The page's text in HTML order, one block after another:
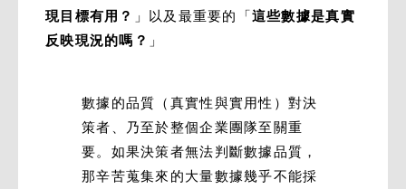
現目標有用？ 」以及最重要的「這些數據是真實
反映現況的嗎？ 」
數據的品質（真實性與實用性）對決
策者、乃至於整個企業團隊至關重
要。如果決策者無法判斷數據品質，
那辛苦蒐集來的大量數據幾乎不能採